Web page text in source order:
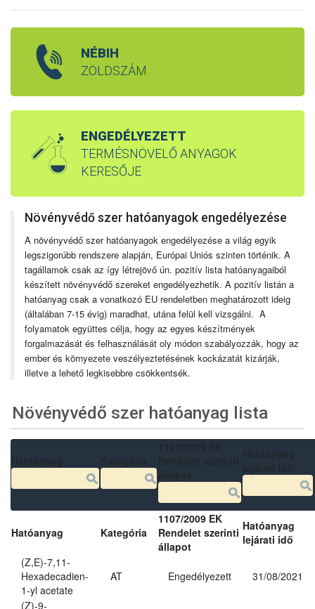
NÉBIH
ZÖLDSZÁM
ENGEDÉLYEZETT
TERMÉSNÖVELŐ ANYAGOK
KERESŐJE
Növényvédő szer hatóanyagok engedélyezése
A növényvédő szer hatóanyagok engedélyezése a világ egyik
legszigorúbb rendszere alapján, Európai Uniós szinten történik. A
tagállamok csak az így létrejövő ún. pozitív lista hatóanyagaiból
készített növényvédő szereket engedélyezhetik. A pozitív listán a
hatóanyag csak a vonatkozó EU rendeletben meghatározott ideig
(általában 7-15 évig) maradhat, utána felül kell vizsgálni. A
folyamatok együttes célja, hogy az egyes készítmények
forgalmazását és felhasználását oly módon szabályozzák, hogy az
ember és környezete veszélyeztetésének kockázatát kizárják,
illetve a lehető legkisebbre csökkentsék.
Növényvédő szer hatóanyag lista
Hatóanyag Kategória
1107/2009 EK
Rendelet szerinti
állapot
Hatóanyag
lejárati idő
(Z,E)-7,11-
Hexadecadien-
1-yl acetate
AT Engedélyezett 31/08/2021
(Z)-9-